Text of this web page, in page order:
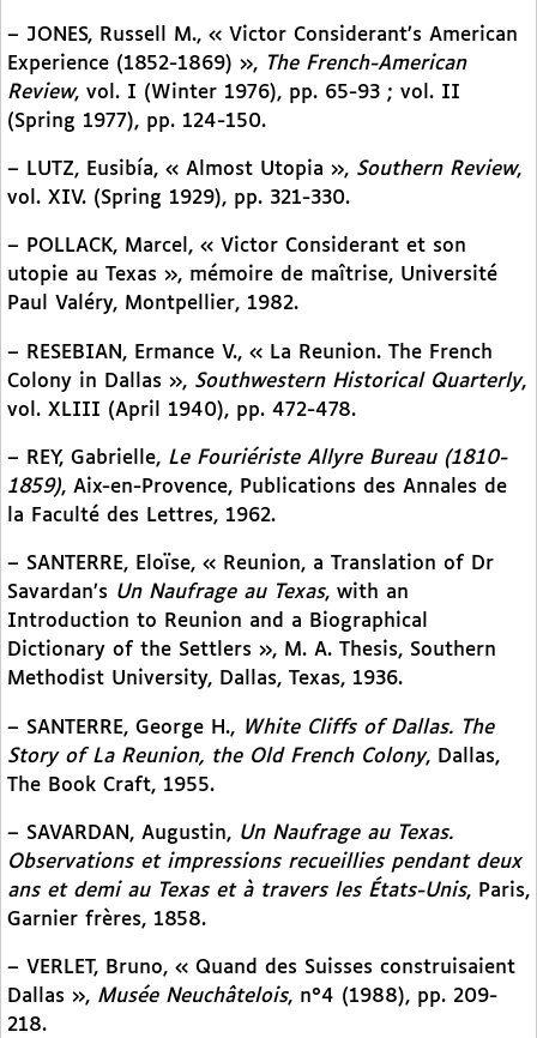
– JONES, Russell M., « Victor Considerant’s American
Experience (1852-1869) », The French-American
Review, vol. I (Winter 1976), pp. 65-93 ; vol. II
(Spring 1977), pp. 124-150.
– LUTZ, Eusibía, « Almost Utopia », Southern Review,
vol. XIV. (Spring 1929), pp. 321-330.
– POLLACK, Marcel, « Victor Considerant et son
utopie au Texas », mémoire de maîtrise, Université
Paul Valéry, Montpellier, 1982.
– RESEBIAN, Ermance V., « La Reunion. The French
Colony in Dallas », Southwestern Historical Quarterly,
vol. XLIII (April 1940), pp. 472-478.
– REY, Gabrielle, Le Fouriériste Allyre Bureau (1810-
1859), Aix-en-Provence, Publications des Annales de
la Faculté des Lettres, 1962.
– SANTERRE, Eloïse, « Reunion, a Translation of Dr
Savardan’s Un Naufrage au Texas, with an
Introduction to Reunion and a Biographical
Dictionary of the Settlers », M. A. Thesis, Southern
Methodist University, Dallas, Texas, 1936.
– SANTERRE, George H., White Cliffs of Dallas. The
Story of La Reunion, the Old French Colony, Dallas,
The Book Craft, 1955.
– SAVARDAN, Augustin, Un Naufrage au Texas.
Observations et impressions recueillies pendant deux
ans et demi au Texas et à travers les États-Unis, Paris,
Garnier frères, 1858.
– VERLET, Bruno, « Quand des Suisses construisaient
Dallas », Musée Neuchâtelois, n°4 (1988), pp. 209-
218.